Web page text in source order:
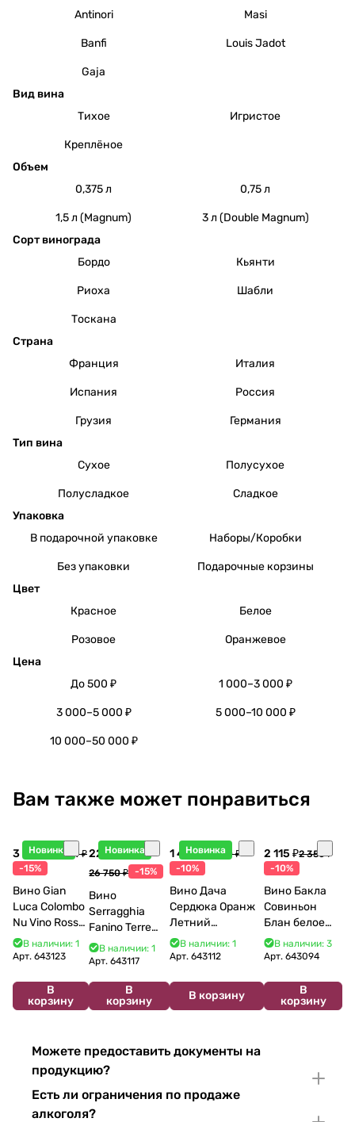
Antinori
Masi
Banfi Louis Jadot
Gaja
Вид вина
Тихое
Игристое
Креплёное
Объем
0,375 л
0,75 л
1,5 л (Magnum)
3 л (Double Magnum)
Сорт винограда
Бордо
Кьянти
Риоха Шабли
Тоскана
Страна
Франция
Италия
Испания Россия
Грузия
Германия
Тип вина
Сухое
Полусухое
Полусладкое
Сладкое
Упаковка
В подарочной упаковке
Наборы/Коробки
Без упаковки
Подарочные корзины
Цвет
Красное
Белое
Розовое
Оранжевое
Цена
До 500 ₽
1 000–3 000 ₽
3 000–5 000 ₽ 5 000–10 000 ₽
10 000–50 000 ₽
Вам также может понравиться
Новинка
3 998 ₽4 704 ₽
-15%
Вино Gian
Luca Colombo
Nu Vino Rosso
2025 750 мл
В наличии: 1
Арт. 643123
В
корзину
Новинка
22 738 ₽
26 750 ₽ -15%
Вино
Serragghia
Fanino Terre
Siciliane IGP
2022 750 мл
В наличии: 1
Арт.643117
В
корзину
Новинка
1 440 ₽1 600 ₽
-10%
Вино Дача
Сердюка Оранж
Летний
Сибирьковый
2024 750 мл
В наличии: 1
Арт. 643112
В корзину
2 115 ₽2 350 ₽
-10%
Вино Бакла
Совиньон
Блан белое
сухое 750 мл
12%
В наличии: 3
Арт.643094
В
корзину
Можете предоставить документы на
продукцию?
Есть ли ограничения по продаже
алкоголя?